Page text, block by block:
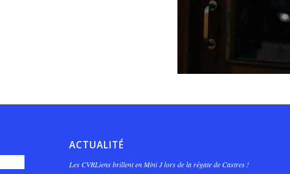
ACTUALITÉ
Les CVRLiens brillent en Mini J lors de la régate de Castres !